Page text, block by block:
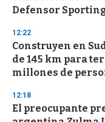
3
s
e
c
o
n
Defensor
12:22
Construyen en
de 145 km para
millones de
12:18
El preocupante